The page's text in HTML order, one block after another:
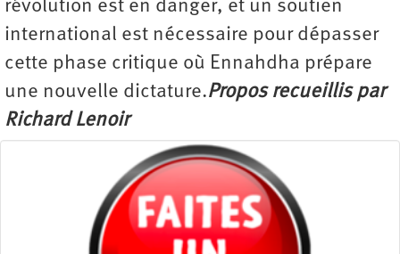
révolution est en danger, et un soutien
international est nécessaire pour dépasser
cette phase critique où Ennahdha prépare
une nouvelle dictature.Propos recueillis par
Richard Lenoir